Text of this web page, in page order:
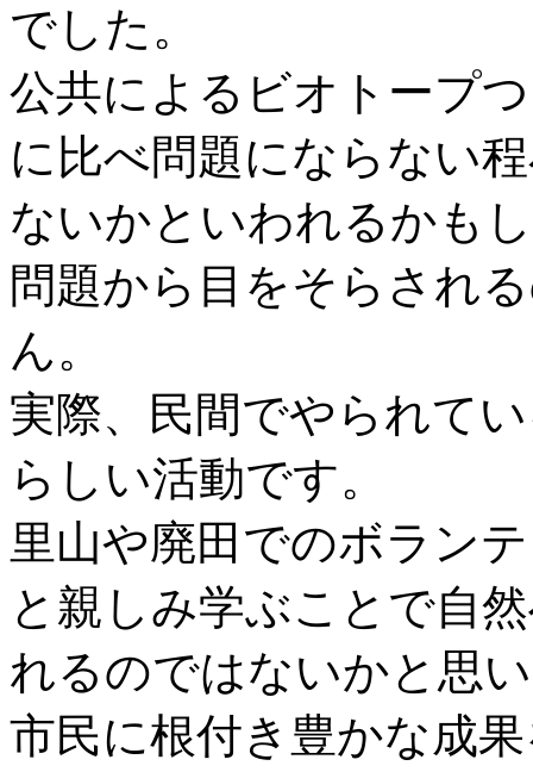
でした。
公共によるビオトープ
に比べ問題にならない
ないかといわれるかも
問題から目をそらされ
ん。
実際、民間でやられて
らしい活動です。
里山や廃田でのボラン
と親しみ学ぶことで自
れるのではないかと思
市民に根付き豊かな成